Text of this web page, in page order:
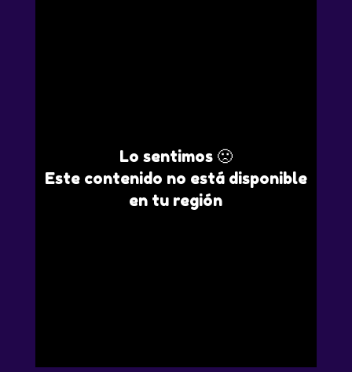
Lo sentimos 🙁
Este contenido no está disponible
en tu región